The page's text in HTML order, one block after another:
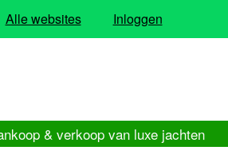
Alle websites Inloggen
& verkoop van luxe jachten